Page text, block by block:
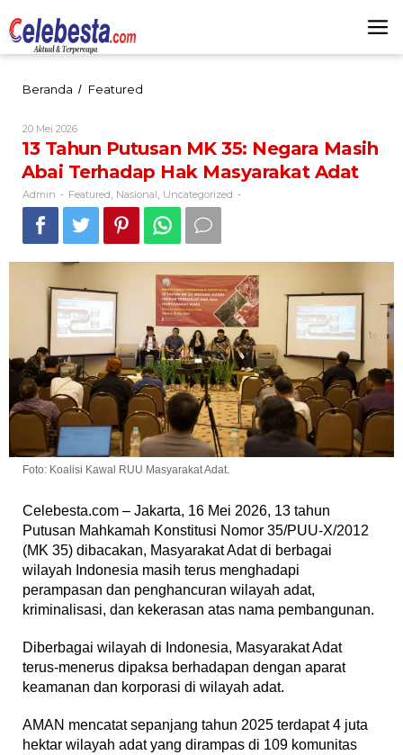
ke
konten
Beranda / Featured
35:
Negara
Masih
Abai
Terhadap
Hak
Adat
20 Mei 2026Oleh
Admin
13 Tahun Putusan MK 35: Negara Masih
Abai Terhadap Hak Masyarakat Adat
Admin - Featured Nasional Uncategorized -
Foto: Koalisi Kawal RUU Masyarakat Adat.
Celebesta.com – Jakarta, 16 Mei 2026, 13 tahun
Putusan Mahkamah Konstitusi Nomor 35/PUU-X/2012
(MK 35) dibacakan, Masyarakat Adat di berbagai
wilayah Indonesia masih terus menghadapi
perampasan dan penghancuran wilayah adat,
kriminalisasi, dan kekerasan atas nama pembangunan.
Diberbagai wilayah di Indonesia, Masyarakat Adat
terus-menerus dipaksa berhadapan dengan aparat
keamanan dan korporasi di wilayah adat.
AMAN mencatat sepanjang tahun 2025 terdapat 4 juta
hektar wilayah adat yang dirampas di 109 komunitas